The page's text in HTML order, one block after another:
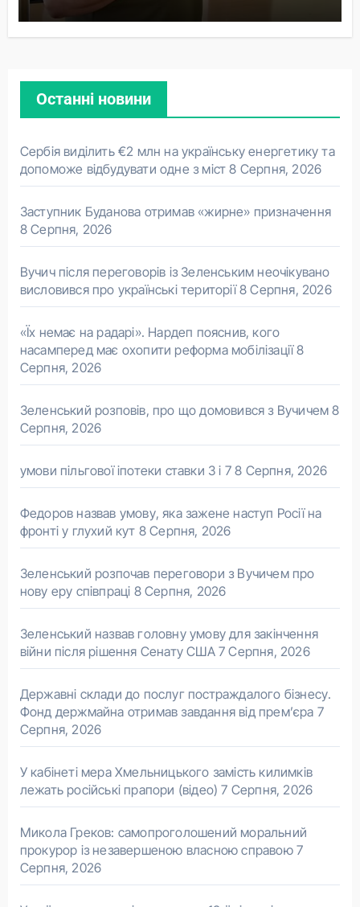
Останні новини
Сербія виділить €2 млн на українську енергетику та
допоможе відбудувати одне з міст 8 Серпня, 2026
Заступник Буданова отримав «жирне» призначення
8 Серпня, 2026
Вучич після переговорів із Зеленським неочікувано
висловився про українські території 8 Серпня, 2026
«Їх немає на радарі». Нардеп пояснив, кого
насамперед має охопити реформа мобілізації 8
Серпня, 2026
Зеленський розповів, про що домовився з Вучичем 8
Серпня, 2026
умови пільгової іпотеки ставки 3 і 7 8 Серпня, 2026
Федоров назвав умову, яка зажене наступ Росії на
фронті у глухий кут 8 Серпня, 2026
Зеленський розпочав переговори з Вучичем про
нову еру співпраці 8 Серпня, 2026
Зеленський назвав головну умову для закінчення
війни після рішення Сенату США 7 Серпня, 2026
Державні склади до послуг постраждалого бізнесу.
Фонд держмайна отримав завдання від прем’єра 7
Серпня, 2026
У кабінеті мера Хмельницького замість килимків
лежать російські прапори (відео) 7 Серпня, 2026
Микола Греков: самопроголошений моральний
прокурор із незавершеною власною справою 7
Серпня, 2026